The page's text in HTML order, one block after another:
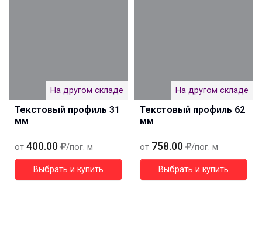
На другом складе
Текстовый профиль 31
мм
от 400.00 /пог. м
Выбрать и купить
На другом складе
Текстовый профиль 62
мм
от 758.00 /пог. м
Выбрать и купить